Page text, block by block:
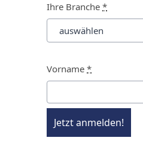
Ihre Branche *
Vorname *
Jetzt anmelden!